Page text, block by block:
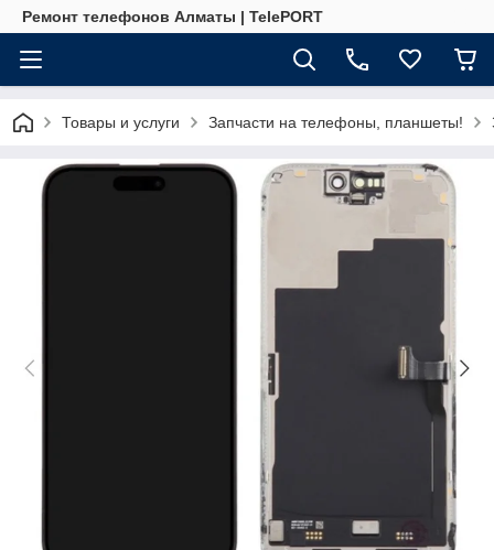
Ремонт телефонов Алматы | TelePORT
Товары и услуги Запчасти на телефоны, планшеты!